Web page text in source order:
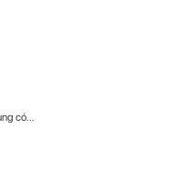
có...